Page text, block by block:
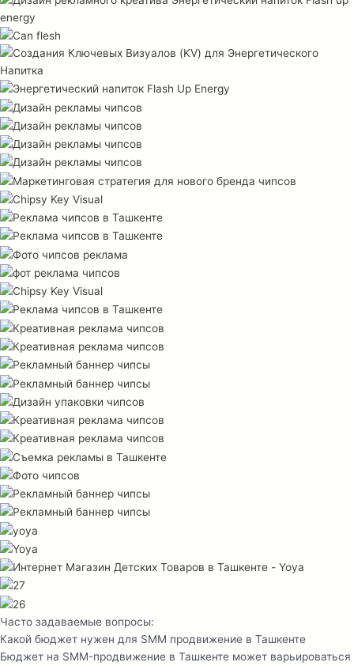
Часто задаваемые вопросы:
Какой бюджет нужен для SMM продвижение в Ташкенте
Бюджет на SMM-продвижение в Ташкенте может варьироваться